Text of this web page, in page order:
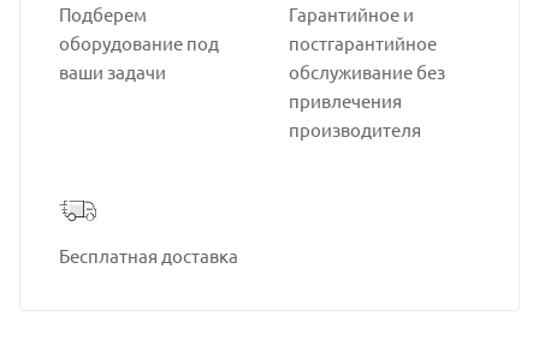
Подберем
оборудование под
ваши задачи
Гарантийное и
постгарантийное
обслуживание без
привлечения
производителя
Бесплатная доставка